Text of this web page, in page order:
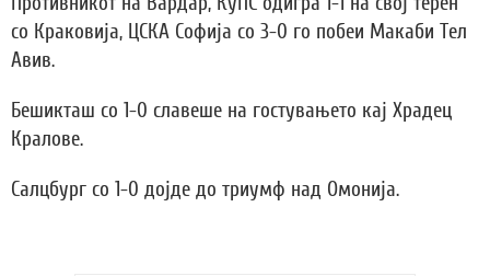
со Краковија, ЦСКА Софија со 3-0 го побеи Макаби Тел
Авив.
Бешикташ со 1-0 славеше на гостувањето кај Храдец
Кралове.
Салцбург со 1-0 дојде до триумф над Омонија.